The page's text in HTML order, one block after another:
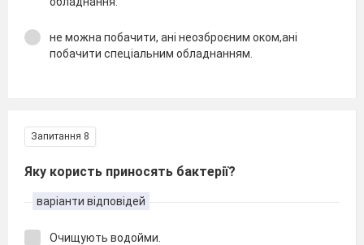
не можна побачити, ані неозброєним оком,ані
побачити спеціальним обладнанням.
Запитання 8
Яку користь приносять бактерії?
варіанти відповідей
Очищують водойми.